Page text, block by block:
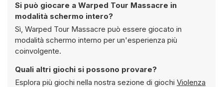
Si può giocare a Warped Tour Massacre in
modalità schermo intero?
Sì, Warped Tour Massacre può essere giocato in
modalità schermo interno per un'esperienza più
coinvolgente.
Quali altri giochi si possono provare?
Esplora più giochi nella nostra sezione di giochi Violenza